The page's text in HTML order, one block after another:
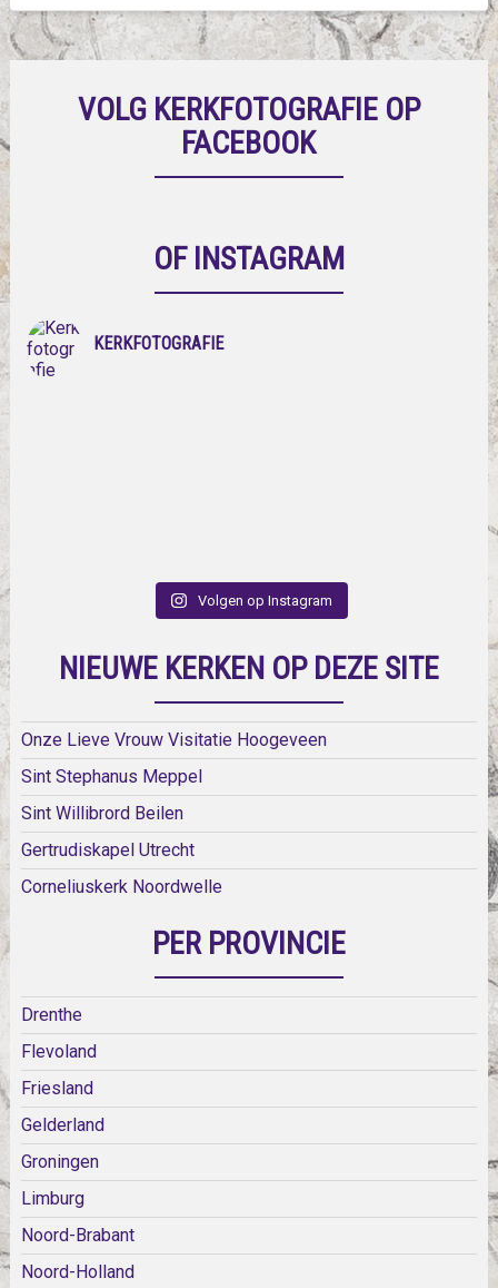
VOLG KERKFOTOGRAFIE OP
FACEBOOK
OF INSTAGRAM
KERKFOTOGRAFIE
Volgen op Instagram
NIEUWE KERKEN OP DEZE SITE
Onze Lieve Vrouw Visitatie Hoogeveen
Sint Stephanus Meppel
Sint Willibrord Beilen
Gertrudiskapel Utrecht
Corneliuskerk Noordwelle
PER PROVINCIE
Drenthe
Flevoland
Friesland
Gelderland
Groningen
Limburg
Noord-Brabant
Noord-Holland